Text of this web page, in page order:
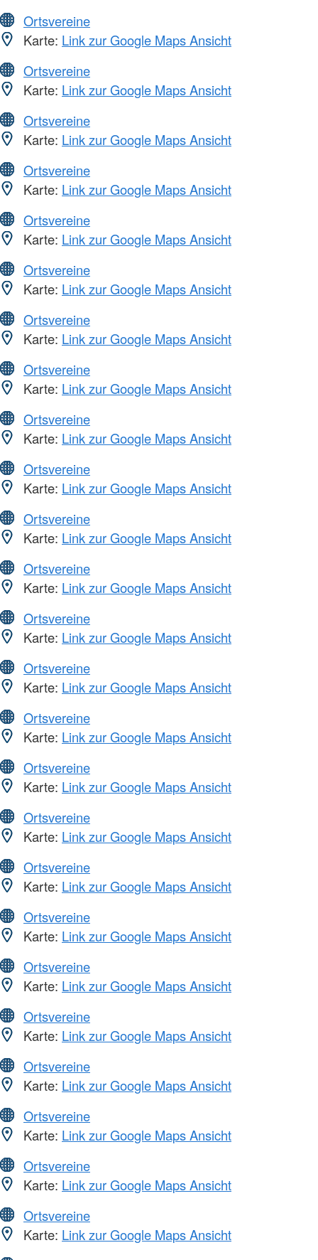
Ortsvereine
Karte: Link zur Google Maps Ansicht
Ortsvereine
Karte: Link zur Google Maps Ansicht
Ortsvereine
Karte: Link zur Google Maps Ansicht
Ortsvereine
Karte: Link zur Google Maps Ansicht
Ortsvereine
Karte: Link zur Google Maps Ansicht
Ortsvereine
Karte: Link zur Google Maps Ansicht
Ortsvereine
Karte: Link zur Google Maps Ansicht
Ortsvereine
Karte: Link zur Google Maps Ansicht
Ortsvereine
Karte: Link zur Google Maps Ansicht
Ortsvereine
Karte: Link zur Google Maps Ansicht
Ortsvereine
Karte: Link zur Google Maps Ansicht
Ortsvereine
Karte: Link zur Google Maps Ansicht
Ortsvereine
Karte: Link zur Google Maps Ansicht
Ortsvereine
Karte: Link zur Google Maps Ansicht
Ortsvereine
Karte: Link zur Google Maps Ansicht
Ortsvereine
Karte: Link zur Google Maps Ansicht
Ortsvereine
Karte: Link zur Google Maps Ansicht
Ortsvereine
Karte: Link zur Google Maps Ansicht
Ortsvereine
Karte: Link zur Google Maps Ansicht
Ortsvereine
Karte: Link zur Google Maps Ansicht
Ortsvereine
Karte: Link zur Google Maps Ansicht
Ortsvereine
Karte: Link zur Google Maps Ansicht
Ortsvereine
Karte: Link zur Google Maps Ansicht
Ortsvereine
Karte: Link zur Google Maps Ansicht
Ortsvereine
Karte: Link zur Google Maps Ansicht